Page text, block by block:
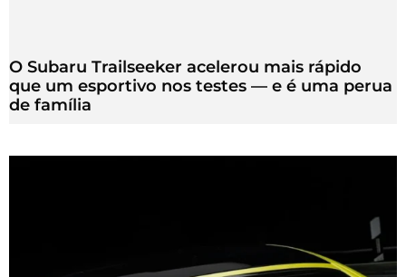
O Subaru Trailseeker acelerou mais rápido
que um esportivo nos testes — e é uma perua
de família